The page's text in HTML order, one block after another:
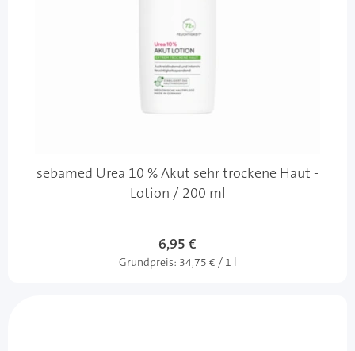
sebamed Urea 10 % Akut sehr trockene Haut -
Lotion / 200 ml
6,95 €
Grundpreis: 34,75 € / 1 l